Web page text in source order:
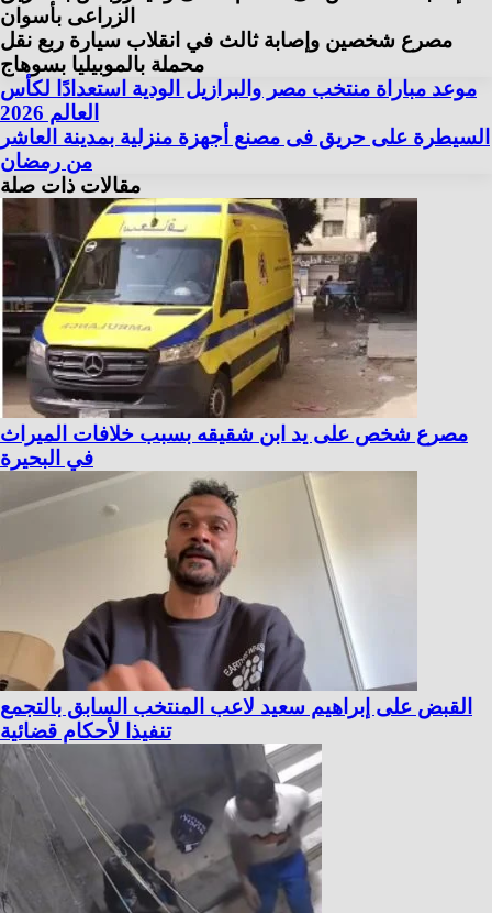
الزراعى بأسوان
مصرع شخصين وإصابة ثالث في انقلاب سيارة ربع نقل
محملة بالموبيليا بسوهاج
موعد مباراة منتخب مصر والبرازيل الودية استعدادًا لكأس
العالم 2026
السيطرة على حريق فى مصنع أجهزة منزلية بمدينة العاشر
من رمضان
مقالات ذات صلة
مصرع شخص على يد ابن شقيقه بسبب خلافات الميراث
في البحيرة
القبض على إبراهيم سعيد لاعب المنتخب السابق بالتجمع
تنفيذا لأحكام قضائية